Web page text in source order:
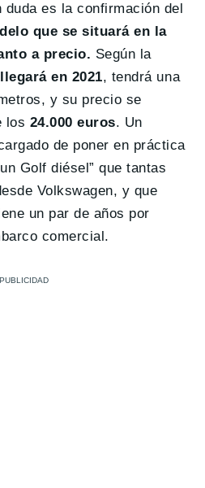
es la confirmación del
que se situará en la
a precio. Según la
llegará en 2021, tendrá una
y su precio se
los 24.000 euros. Un
de poner en práctica
Golf diésel” que tantas
Volkswagen, y que
un par de años por
comercial.